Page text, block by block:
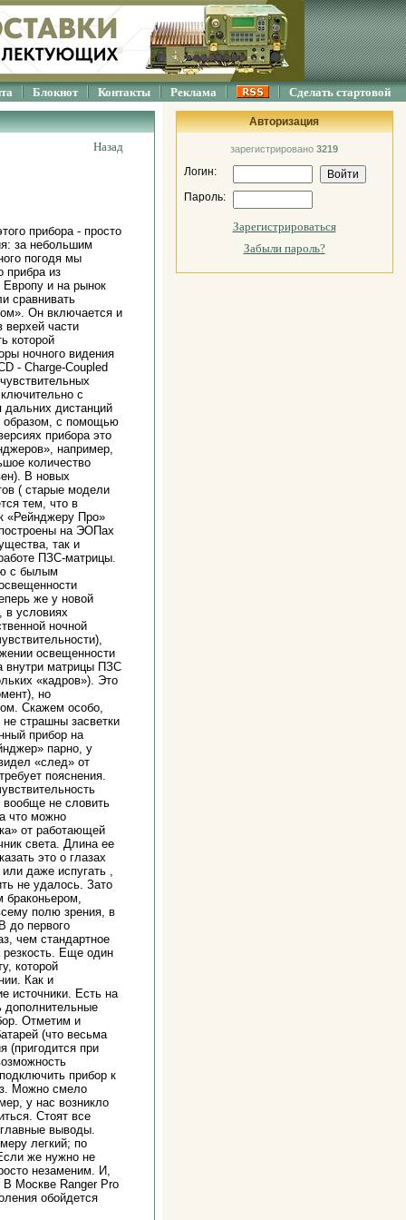
Блокнот Контакты Реклама Сделать стартовой
Назад
прибора - просто
за небольшим
погодя мы
прибра из
Европу и на рынок
сравнивать
Он включается и
части
которой
ночного видения
- Charge-Coupled
с
дистанций
образом, с помощью
прибора это
например,
количество
В новых
( старые модели
тем, что в
«Рейнджеру Про»
на ЭОПах
так и
ПЗС-матрицы.
с былым
же у новой
в условиях
ночной
освещенности
внутри матрицы ПЗС
«кадров»). Это
но
Скажем особо,
страшны засветки
прибор на
парно, у
«след» от
пояснения.
не словить
что можно
от работающей
света. Длина ее
это о глазах
даже испугать ,
не удалось. Зато
браконьером,
полю зрения, в
до первого
чем стандартное
Еще один
которой
Как и
источники. Есть на
дополнительные
Отметим и
(что весьма
(пригодится при
прибор к
Можно смело
у нас возникло
Стоят все
выводы.
легкий; по
же нужно не
незаменим. И,
В Москве Ranger Pro
обойдется
Авторизация
зарегистрировано 3219
Логин:
Пароль:
Зарегистрироваться
Забыли пароль?